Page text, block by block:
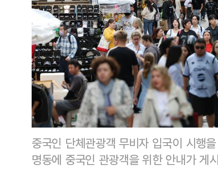
중국인 단체관광객 무비자 입국이 시행
명동에 중국인 관광객을 위한 안내가